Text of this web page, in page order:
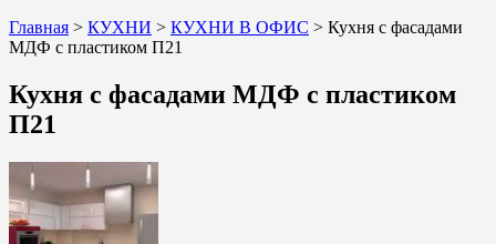
Главная > КУХНИ > КУХНИ В ОФИС > Кухня с фасадами
МДФ с пластиком П21
Кухня с фасадами МДФ с пластиком
П21